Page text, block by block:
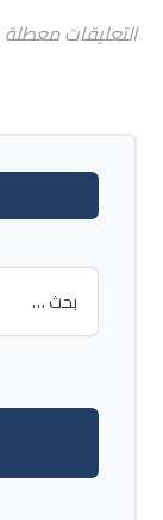
التعليقات معطلة